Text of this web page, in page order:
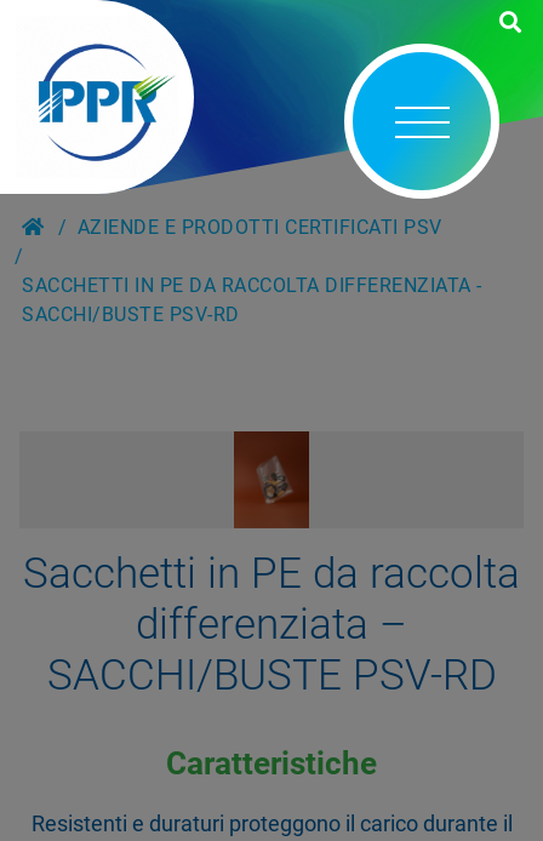
AZIENDE E PRODOTTI CERTIFICATI PSV
SACCHETTI IN PE DA RACCOLTA DIFFERENZIATA -
SACCHI/BUSTE PSV-RD
Sacchetti in PE da raccolta
differenziata –
SACCHI/BUSTE PSV-RD
Caratteristiche
Resistenti e duraturi proteggono il carico durante il